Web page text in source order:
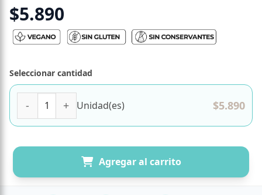
$5.890
Seleccionar cantidad
Unidad(es) $5.890
Agregar al carrito